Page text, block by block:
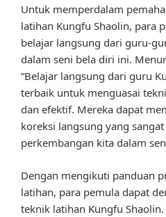
Untuk memperdalam
latihan Kungfu Shaolin, para
belajar langsung dari guru-
dalam seni bela diri ini.
“Belajar langsung dari guru
terbaik untuk menguasai
dan efektif. Mereka dapat
koreksi langsung yang
perkembangan kita dalam
Dengan mengikuti panduan
latihan, para pemula dapat
teknik latihan Kungfu